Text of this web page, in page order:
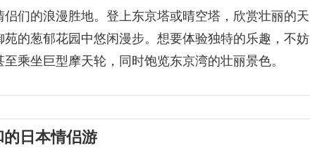
们的浪漫胜地。登上东京塔或晴空塔，欣赏壮丽的天
的葱郁花园中悠闲漫步。想要体验独特的乐趣，不妨
乘坐巨型摩天轮，同时饱览东京湾的壮丽景色。
日本情侣游